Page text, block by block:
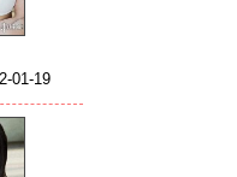
01-19